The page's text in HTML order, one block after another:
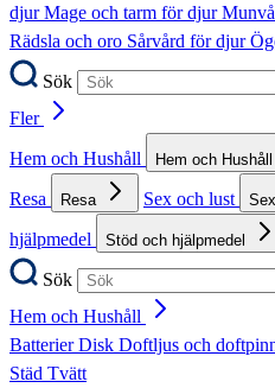
djurMage och tarm för djur
Rädsla och oro Sårvård för djur
Sök
Fler
Hem och Hushåll
Hem och Hushåll
Resa
Resa Sex och lust
hjälpmedel
Stöd och hjälpmedel
Sök
Hem och Hushåll
BatterierDisk Doftljus och
Städ Tvätt